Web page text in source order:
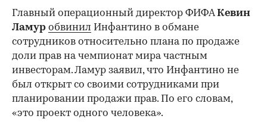
Главный операционный директор ФИФАКевин
Ламур обвинил Инфантино в обмане
сотрудников относительно плана по продаже
доли прав на чемпионат мира частным
инвесторам. Ламур заявил, что Инфантино не
был открыт со своими сотрудниками при
планировании продажи прав. По его словам,
«это проект одного человека».